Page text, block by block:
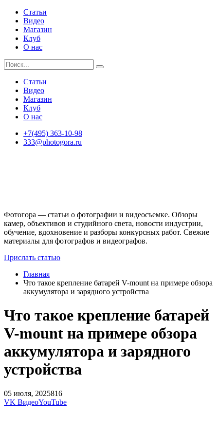
Статьи
Видео
Магазин
Клуб
О нас
Статьи
Видео
Магазин
Клуб
О нас
+7(495) 363-10-98
333@photogora.ru
Фотогора — статьи о фотографии и видеосъемке. Обзоры
камер, объективов и студийного света, новости индустрии,
обучение, вдохновение и разборы конкурсных работ. Свежие
материалы для фотографов и видеографов.
Прислать статью
Главная
Что такое крепление батарей V-mount на примере обзора
аккумулятора и зарядного устройства
Что такое крепление батарей
V-mount на примере обзора
аккумулятора и зарядного
устройства
05 июля, 2025816
VK ВидеоYouTube